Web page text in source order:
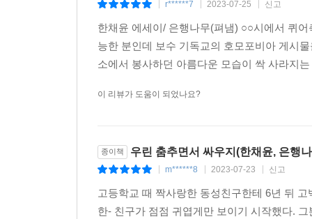
리만큼 자신을 속이지 않고, 자신의 성별대로 살
10살, 20살, 30살이 될 때까지 주변 사람들에게
환해야 하는 것은 성별이 아니라 가족과 친구, 이
라도 더 행복해지길 포기하지 않아야 한다. 자신
이 힘든 건 남자답지 못해서, 여자답지 못해서라
이들을 기억하고 기리는 자로서 끝까지 살아남자.
r******7 2023-07-25 신고
한채윤 에세이/ 은행나무(펴냄) ○○시에서 퀴
능한 분인데 보수 기독교의 호모포비아 게시
소에서 봉사하던 아름다운 모습이 싹 사라지
이 리뷰가 도움이 되었나요?
종이책 우린 춤추면서 싸우지(한채윤, 은행
m******8 2023-07-23 신고
고등학교 때 짝사랑한 동성친구한테 6년 뒤
한- 친구가 점점 귀엽게만 보이기 시작했다.